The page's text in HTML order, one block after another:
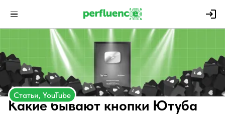
Статьи, YouTube
Какие бывают кнопки Ютуба